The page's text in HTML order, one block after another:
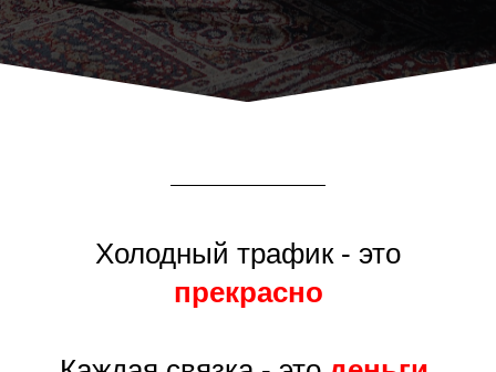
Холодный трафик - это
прекрасно